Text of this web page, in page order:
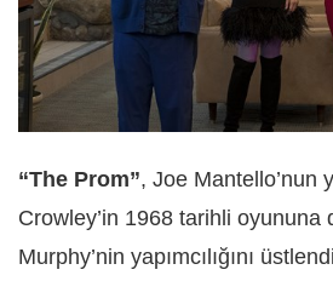
“The Prom”, Joe Mantello’nun
Crowley’in 1968 tarihli oyununa
Murphy’nin yapımcılığını